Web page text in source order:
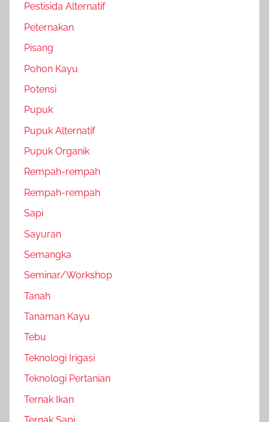
Pestisida Alternatif
Peternakan
Pisang
Pohon Kayu
Potensi
Pupuk
Pupuk Alternatif
Pupuk Organik
Rempah-rempah
Rempah-rempah
Sapi
Sayuran
Semangka
Seminar/Workshop
Tanah
Tanaman Kayu
Tebu
Teknologi Irigasi
Teknologi Pertanian
Ternak Ikan